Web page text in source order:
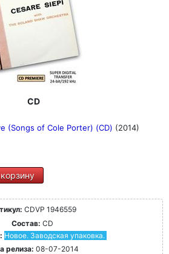
CD
(Songs of Cole Porter) (CD) (2014)
CDVP 1946559
Состав: CD
Новое. Заводская упаковка.
релиза: 08-07-2014